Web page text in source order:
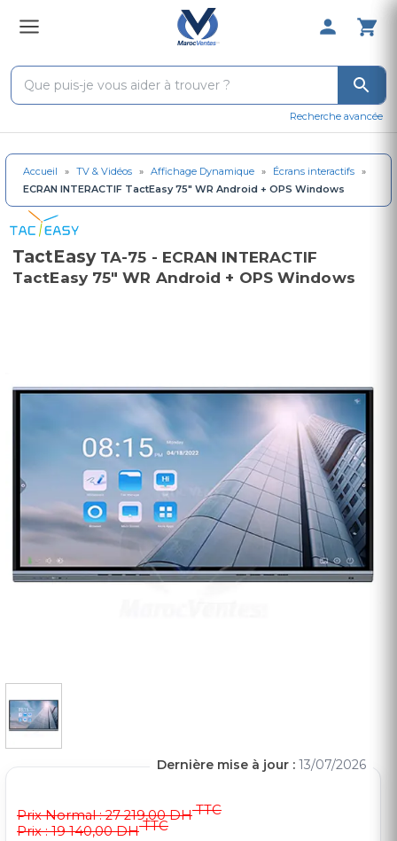
0 Produit
Recherche avancée
Accueil » TV & Vidéos » Affichage Dynamique » Écrans interactifs »
ECRAN INTERACTIF TactEasy 75" WR Android + OPS Windows
TactEasy TA-75 - ECRAN INTERACTIF
TactEasy 75" WR Android + OPS Windows
Prix Normal :27 219,00 DHTTC
Prix : 19 140,00 DHTTC
Dernière mise à jour : 13/07/2026